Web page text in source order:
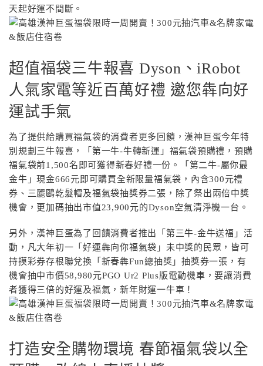
天起好運不間斷。
超值福袋三牛報喜 Dyson、iRobot
人氣家電等近百萬好禮 邀您犇向好
運試手氣
為了提供給購買福氣袋的消費者更多回饋，漢神巨蛋今年特
別規劃三牛報喜，「第一牛-牛轉新運」福氣袋預購禮，預購
福氣袋前1,500名即可獲得新春好禮一份。「第二牛-屬你最
金牛」現金666元即可購買全新限量福氣袋，內含300元禮
券、三麗鷗乾髮帽及福氣袋抽獎券二張，除了祭出兩倍中獎
機會，更加碼抽出市值23,900元的Dyson空氣清淨機一台。
另外，漢神巨蛋為了回饋消費者推出「第三牛-金牛送福」活
動，凡大年初一「好運犇向你福氣袋」未中獎的民眾，皆可
持摸彩券存根聯兌換「新春犇Fun總抽獎」抽獎券一張，有
機會抽中市價58,980元PGO Ur2 Plus版電動機車，要讓消費
者獲得三倍的好運及福氣，新年財運一牛車！
打造安全購物環境 春節福氣袋以全